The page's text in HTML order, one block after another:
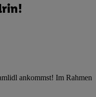
ankommst! Im Rahmen